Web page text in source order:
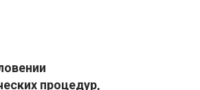
процедур,